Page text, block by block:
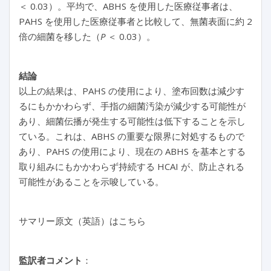
＜ 0.03）。平均で、ABHS を使用した医療従事者は、
PAHS を使用した医療従事者と比較して、無菌表面に約 2
倍の細菌を移した（P＜ 0.03）。
結論
以上の結果は、PAHS の使用により、塗布回数は減少す
るにもかかわらず、手指の細菌汚染が減少する可能性が
あり、細菌伝播が発生する可能性は低下することを示し
ている。これは、ABHS の重要な限界に対処するもので
あり、PAHS の使用により、現在の ABHS を基本とする
取り組みにもかかわらず持続する HCAI が、防止される
可能性があることを示唆している。
サマリー原文（英語）はこちら
監訳者コメント ：